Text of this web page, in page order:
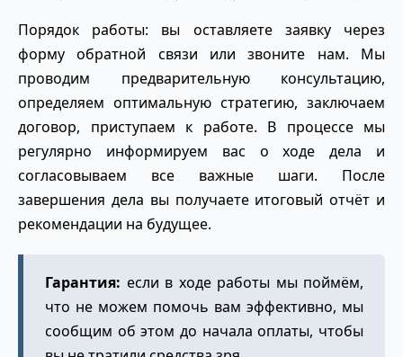
Порядок работы: вы оставляете заявку через
форму обратной связи или звоните нам. Мы
проводим предварительную консультацию,
определяем оптимальную стратегию, заключаем
договор, приступаем к работе. В процессе мы
регулярно информируем вас о ходе дела и
согласовываем все важные шаги. После
завершения дела вы получаете итоговый отчёт и
рекомендации на будущее.
Гарантия: если в ходе работы мы поймём,
что не можем помочь вам эффективно, мы
сообщим об этом до начала оплаты, чтобы